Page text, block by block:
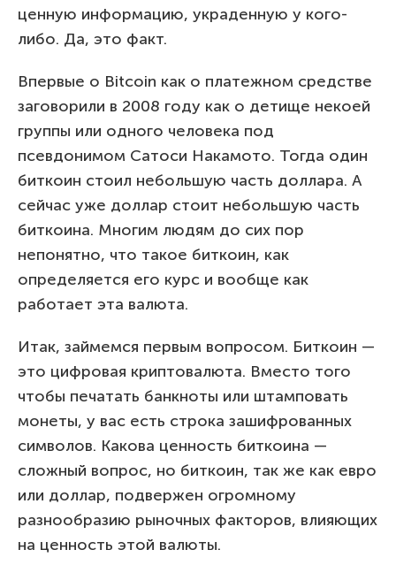
ценную информацию, украденную у кого-
либо. Да, это факт.
Впервые о Bitcoin как о платежном средстве
заговорили в 2008 году как о детище некоей
группы или одного человека под
псевдонимом Сатоси Накамото. Тогда один
биткоин стоил небольшую часть доллара. А
сейчас уже доллар стоит небольшую часть
биткоина. Многим людям до сих пор
непонятно, что такое биткоин, как
определяется его курс и вообще как
работает эта валюта.
Итак, займемся первым вопросом. Биткоин —
это цифровая криптовалюта. Вместо того
чтобы печатать банкноты или штамповать
монеты, у вас есть строка зашифрованных
символов. Какова ценность биткоина —
сложный вопрос, но биткоин, так же как евро
или доллар, подвержен огромному
разнообразию рыночных факторов, влияющих
на ценность этой валюты.